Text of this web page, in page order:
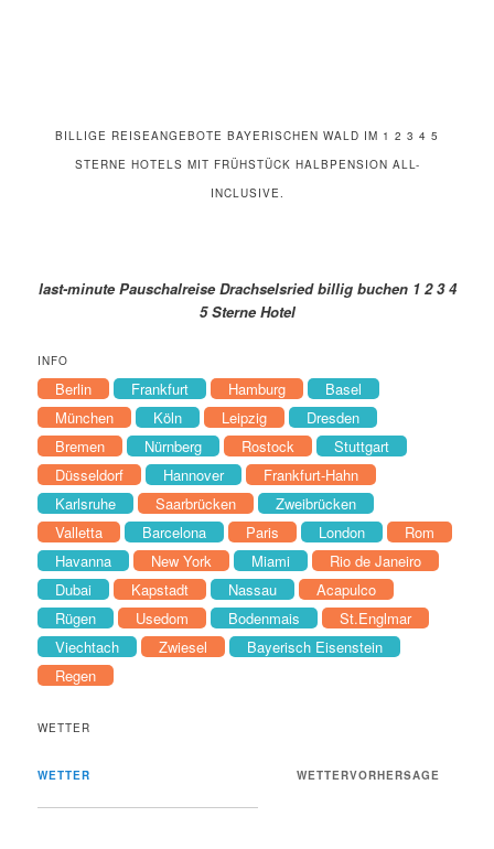
BILLIGE REISEANGEBOTE BAYERISCHEN WALD IM 1 2 3 4 5
STERNE HOTELS MIT FRÜHSTÜCK HALBPENSION ALL-
INCLUSIVE.
last-minute Pauschalreise Drachselsried billig buchen 1 2 3 4
5 Sterne Hotel
INFO
Berlin Frankfurt Hamburg
Basel
München
Köln Leipzig
Dresden
Bremen
Nürnberg Rostock
Stuttgart
Düsseldorf
Hannover
Frankfurt-Hahn
Karlsruhe
Saarbrücken
Zweibrücken
Valletta
Barcelona Paris London
Rom
Havanna
New York Miami
Rio de Janeiro
Dubai
Kapstadt Nassau
Acapulco
Rügen
Usedom Bodenmais
St.Englmar
Viechtach
Zwiesel
Bayerisch Eisenstein
Regen
WETTER
WETTER WETTERVORHERSAGE